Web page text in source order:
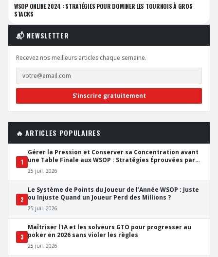
WSOP ONLINE 2024 : STRATÉGIES POUR DOMINER LES TOURNOIS À GROS
STACKS
📬 NEWSLETTER
Recevez nos meilleurs articles chaque semaine.
S'inscrire gratuitement
🔥 ARTICLES POPULAIRES
1
Gérer la Pression et Conserver sa Concentration avant
une Table Finale aux WSOP : Stratégies Éprouvées par
les Pros
25 juil. 2026
2
Le Système de Points du Joueur de l’Année WSOP : Juste
ou Injuste Quand un Joueur Perd des Millions ?
25 juil. 2026
3
Maîtriser l'IA et les solveurs GTO pour progresser au
poker en 2026 sans violer les règles
25 juil. 2026